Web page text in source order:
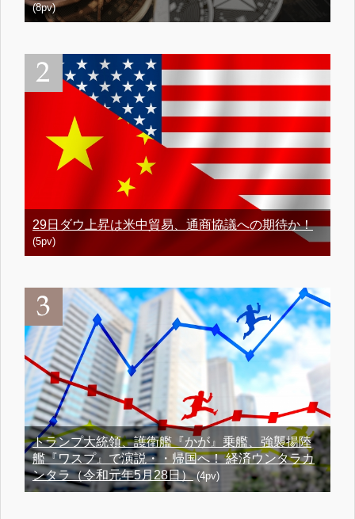
(8pv)
29日ダウ上昇は米中貿易、通商協議への期待か！
(5pv)
トランプ大統領、護衛艦『かが』乗艦、強襲揚陸
艦『ワスプ』で演説・・帰国へ！ 経済ウンタラカ
ンタラ（令和元年5月28日）(4pv)